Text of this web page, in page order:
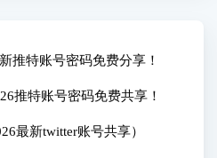
推特账号密码免费分享！
推特账号密码免费共享！
最新twitter账号共享）